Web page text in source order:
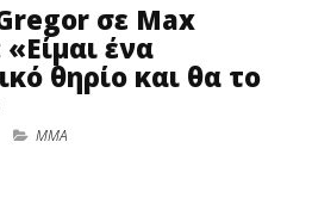
σε Max
ένα
θηρίο και θα το
MMA